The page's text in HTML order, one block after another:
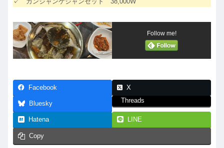
Follow me!
Facebook X
Bluesky Threads
Hatena LINE
Copy